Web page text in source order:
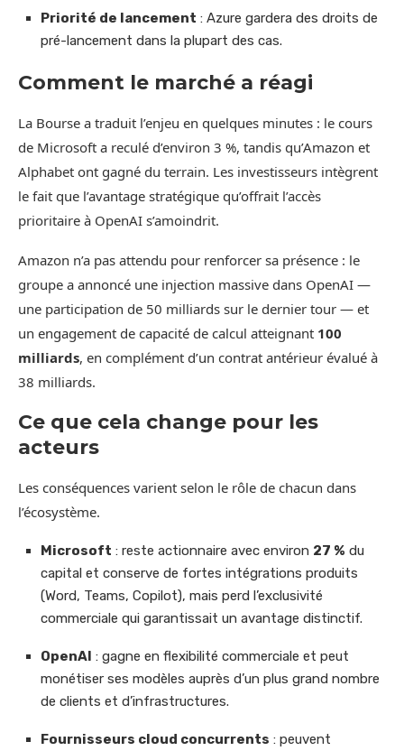
Priorité de lancement : Azure gardera des droits de
pré-lancement dans la plupart des cas.
Comment le marché a réagi
La Bourse a traduit l’enjeu en quelques minutes : le cours
de Microsoft a reculé d’environ 3 %, tandis qu’Amazon et
Alphabet ont gagné du terrain. Les investisseurs intègrent
le fait que l’avantage stratégique qu’offrait l’accès
prioritaire à OpenAI s’amoindrit.
Amazon n’a pas attendu pour renforcer sa présence : le
groupe a annoncé une injection massive dans OpenAI —
une participation de 50 milliards sur le dernier tour — et
un engagement de capacité de calcul atteignant 100
milliards, en complément d’un contrat antérieur évalué à
38 milliards.
Ce que cela change pour les
acteurs
Les conséquences varient selon le rôle de chacun dans
l’écosystème.
Microsoft : reste actionnaire avec environ 27 % du
capital et conserve de fortes intégrations produits
(Word, Teams, Copilot), mais perd l’exclusivité
commerciale qui garantissait un avantage distinctif.
OpenAI : gagne en flexibilité commerciale et peut
monétiser ses modèles auprès d’un plus grand nombre
de clients et d’infrastructures.
Fournisseurs cloud concurrents : peuvent